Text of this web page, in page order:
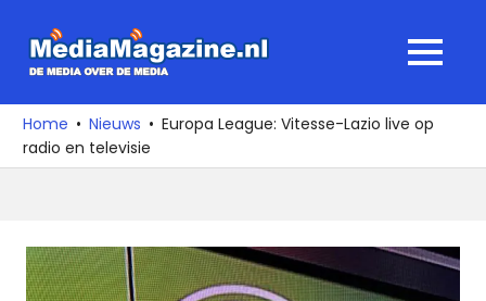
naar
media
over
de
MENU
Home Nieuws
Europa League: Vitesse-Lazio live op
radio en televisie